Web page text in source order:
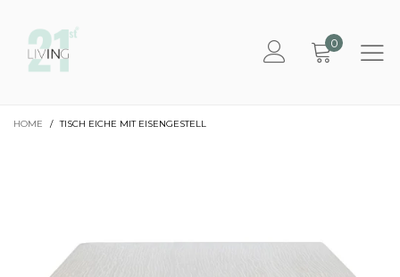
0
HOME / TISCH EICHE MIT EISENGESTELL